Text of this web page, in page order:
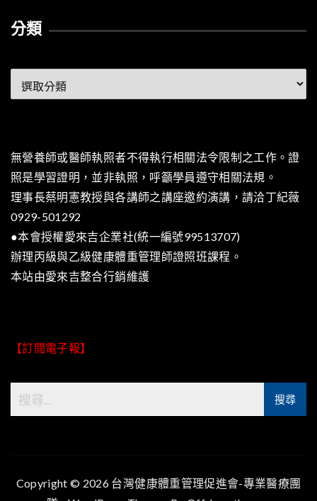
分類
類
無營養師或醫師執照者不得執行相關法令限制之工作。證
照是學習證明，並非執照，呼籲學員遵守相關法規。
理事長蔡明憲教授與各講師之講座邀約演講，請洽丁紀薇
0929-501292
●本會授權愛來吉企業社(統一編號99513707)
辦理丙級與乙級健康體重管理師證照班課程。
本站由愛來吉整合行銷維護
【訂閱電子報】
Copyright © 2026 台灣健康體重管理促進會-專業醫療團